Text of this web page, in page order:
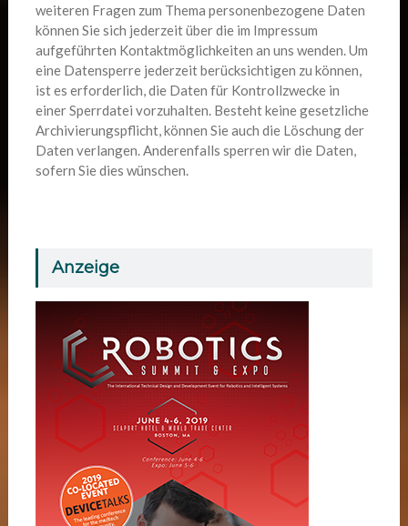
weiteren Fragen zum Thema personenbezogene Daten
können Sie sich jederzeit über die im Impressum
aufgeführten Kontaktmöglichkeiten an uns wenden. Um
eine Datensperre jederzeit berücksichtigen zu können,
ist es erforderlich, die Daten für Kontrollzwecke in
einer Sperrdatei vorzuhalten. Besteht keine gesetzliche
Archivierungspflicht, können Sie auch die Löschung der
Daten verlangen. Anderenfalls sperren wir die Daten,
sofern Sie dies wünschen.
Anzeige